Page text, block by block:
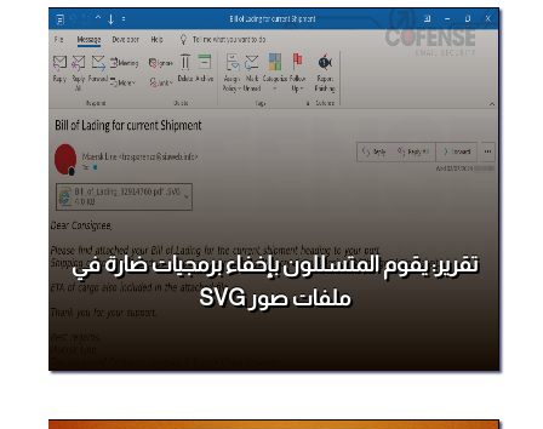
تقرير: يقوم المتسللون بإخفاء برمجيات ضارة في
ملفات صور SVG